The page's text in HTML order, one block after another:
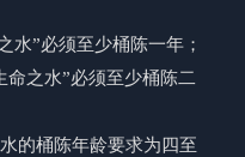
水”必须至少桶陈一年；
命之水”必须至少桶陈二
的桶陈年龄要求为四至